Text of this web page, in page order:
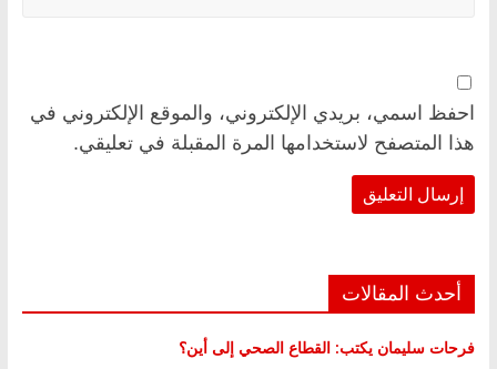
احفظ اسمي، بريدي الإلكتروني، والموقع الإلكتروني في
هذا المتصفح لاستخدامها المرة المقبلة في تعليقي.
أحدث المقالات
فرحات سليمان يكتب: القطاع الصحي إلى أين؟